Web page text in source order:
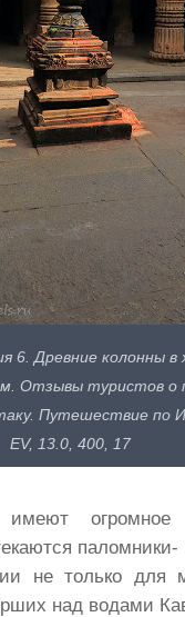
6. Древние колонны в
Отзывы туристов о
Путешествие по
EV, 13.0, 400, 17
огромное
не только для
над водами